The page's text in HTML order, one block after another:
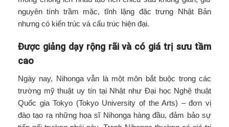
nguyên tính trầm mặc, tĩnh lặng đặc trưng Nhật Bản
nhưng có kiến trúc và cấu trúc hiện đại.
Được giảng dạy rộng rãi và có giá trị sưu tầm
cao
Ngày nay, Nihonga vẫn là một môn bắt buộc trong các
trường mỹ thuật uy tín tại Nhật như Đại học Nghệ thuật
Quốc gia Tokyo (Tokyo University of the Arts) – đơn vị
đào tạo ra những họa sĩ Nihonga hàng đầu, đảm bảo sự